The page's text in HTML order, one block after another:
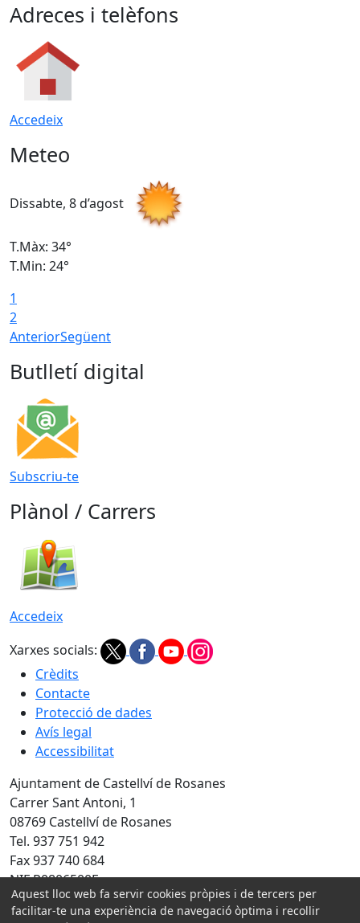
Adreces i telèfons
Accedeix
Meteo
Dissabte, 8 d’agost
T.Màx: 34°
T.Min: 24°
1
2
AnteriorSegüent
Butlletí digital
Subscriu-te
Plànol / Carrers
Accedeix
Xarxes socials:
Crèdits
Contacte
Protecció de dades
Avís legal
Accessibilitat
Ajuntament de Castellví de Rosanes
Carrer Sant Antoni, 1
08769 Castellví de Rosanes
Tel. 937 751 942
Fax 937 740 684
NIF P0806500E
Amb la col·laboració de:
Aquest lloc web fa servir cookies pròpies i de tercers per
facilitar-te una experiència de navegació òptima i recollir